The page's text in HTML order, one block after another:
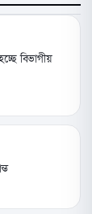
বিভাগীয়